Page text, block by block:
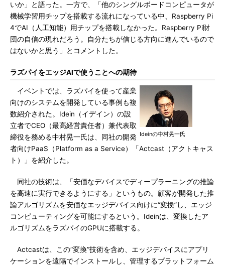
いか」と語った。一方で、「他のシングルボードコンピュータが
機械学習用チップを搭載する流れになっている中、Raspberry Pi
4でAI（人工知能）用チップを搭載しなかった。Raspberry Pi財
団の自信の現れだろう。自分たちが信じる方向に進んでいるので
はないかと思う」とコメントした。
ラズパイをエッジAIで使うことへの期待
Ideinの中村晃一氏
イベントでは、ラズパイを使って産業
向けのシステムを開発している事例も複
数紹介された。Idein（イデイン）の設
立者でCEO（最高経営責任者）兼代表取
締役を務める中村晃一氏は、同社の開発
者向けPaaS（Platform as a Service）「Actcast（アクトキャス
ト）」を紹介した。
同社の技術は、「安価なデバイスでディープラーニングの推論
を高速に実行できるようにする」というもの。顧客が開発した推
論アルゴリズムを安価なエッジデバイス向けに“変換”し、エッジ
コンピューティングを可能にするという。Ideinは、変換したア
ルゴリズムをラズパイのGPUに搭載する。
Actcastは、この“変換”技術を含め、エッジデバイスにアプリ
ケーションを遠隔でインストールし、管理するプラットフォーム